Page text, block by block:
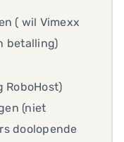
( wil Vimexx
betalling)
RoboHost)
(niet
doolopende